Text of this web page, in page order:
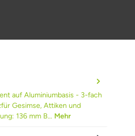
auf Aluminiumbasis - 3-fach
Gesimse, Attiken und
136 mm B… Mehr